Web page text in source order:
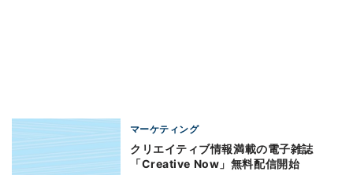
マーケティング
クリエイティブ情報満載の電子雑誌
「Creative Now」無料配信開始